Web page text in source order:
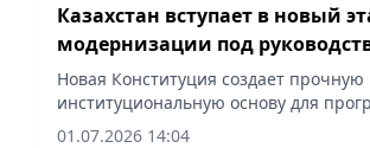
Казахстан вступает в новый
модернизации под
Касым-Жомарта Токаева –
Бектенов
Новая Конституция создает прочную
институциональную основу для
развития, сообщает vapress.kz.
01.07.2026 14:04